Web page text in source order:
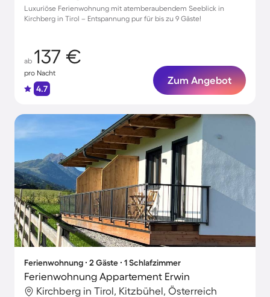
Luxuriöse Ferienwohnung mit atemberaubendem Seeblick in
Kirchberg in Tirol – Entspannung pur für bis zu 9 Gäste!
ab 137 €
pro Nacht
4.7
Zum Angebot
Ferienwohnung ∙ 2 Gäste ∙ 1 Schlafzimmer
Ferienwohnung Appartement Erwin
Kirchberg in Tirol, Kitzbühel, Österreich